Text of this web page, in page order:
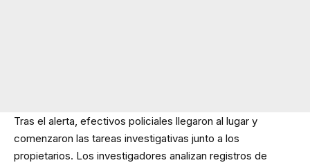
Tras el alerta, efectivos policiales llegaron al lugar y
comenzaron las tareas investigativas junto a los
propietarios. Los investigadores analizan registros de